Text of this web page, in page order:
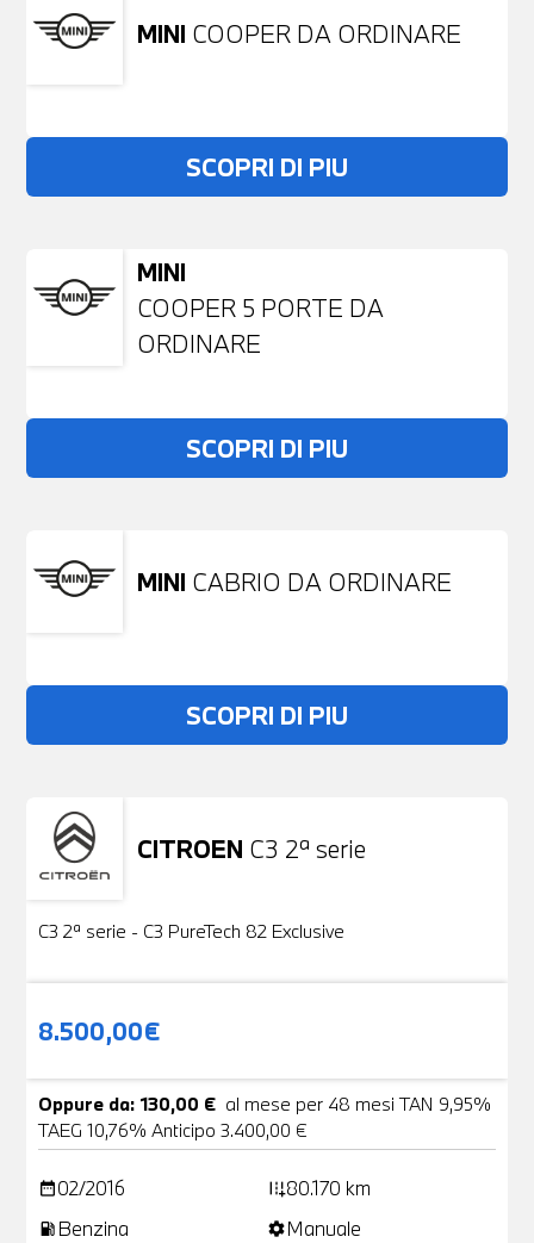
MINI COOPER DA ORDINARE
SCOPRI DI PIU
MINI
COOPER 5 PORTE DA
ORDINARE
SCOPRI DI PIU
MINI CABRIO DA ORDINARE
SCOPRI DI PIU
CITROEN C3 2ª serie
Usato
C3 2ª serie - C3 PureTech 82 Exclusive
8.500,00€
Oppure da: 130,00 € al mese per 48 mesi TAN 9,95%
TAEG 10,76% Anticipo 3.400,00 €
date_range02/2016 add_road80.170 km
local_gas_station Benzina settingsManuale